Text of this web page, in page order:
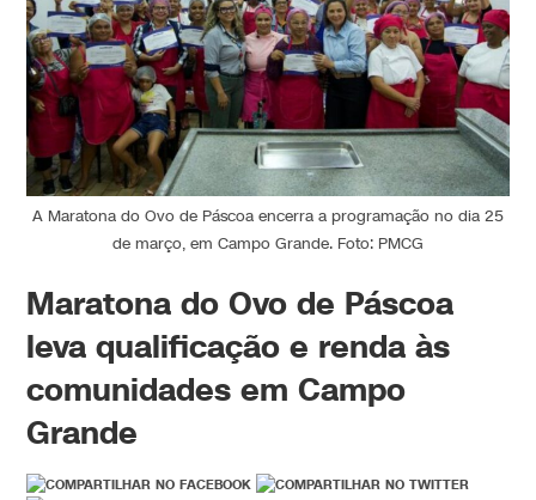
A Maratona do Ovo de Páscoa encerra a programação no dia 25
de março, em Campo Grande. Foto: PMCG
Maratona do Ovo de Páscoa
leva qualificação e renda às
comunidades em Campo
Grande